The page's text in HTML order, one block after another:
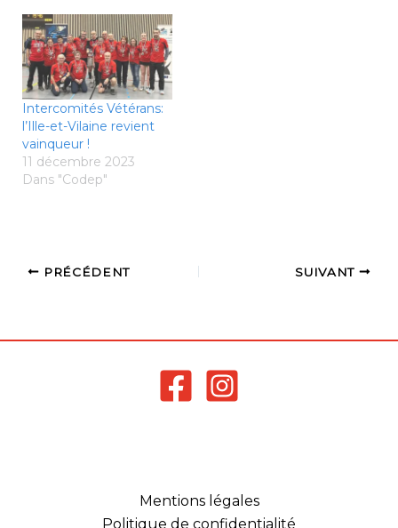
Intercomités Vétérans:
l’Ille-et-Vilaine revient
vainqueur !
11 décembre 2023
Dans "Codep"
PRÉCÉDENT SUIVANT
Mentions légales
Politique de confidentialité